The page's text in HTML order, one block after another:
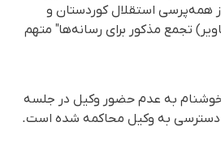
همه‌پرسی استقلال کوردستان و
تجمع مذکور برای رسانه‌ها" متهم
خوشنام به عدم حضور وکیل در جلسه
دسترسی بە وکیل محاکمه شده است.